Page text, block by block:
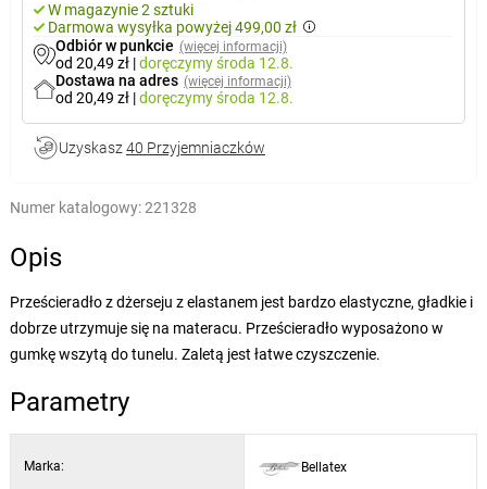
W magazynie 2 sztuki
Darmowa wysyłka powyżej 499,00 zł
Odbiór w punkcie (więcej informacji)
od 20,49 zł |doręczymyśroda 12.8.
Dostawa na adres (więcej informacji)
od 20,49 zł |doręczymyśroda 12.8.
Uzyskasz 40 Przyjemniaczków
Numer katalogowy:221328
Opis
Prześcieradło z dżerseju z elastanem jest bardzo elastyczne, gładkie i
dobrze utrzymuje się na materacu. Prześcieradło wyposażono w
gumkę wszytą do tunelu. Zaletą jest łatwe czyszczenie.
Parametry
Marka: Bellatex